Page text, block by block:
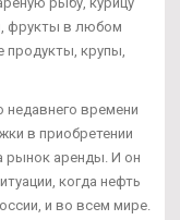
фрукты в любом
продукты, крупы,
недавнего времени
в приобретении
рынок аренды. И он
когда нефть
и во всем мире.